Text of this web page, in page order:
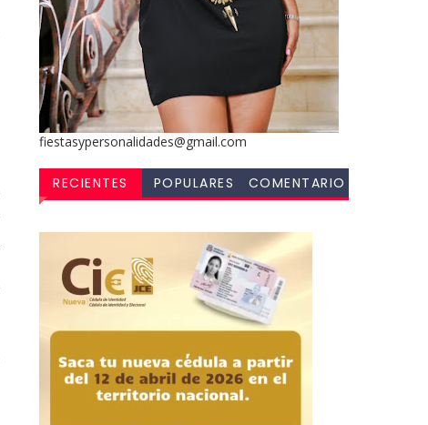
fiestasypersonalidades@gmail.com
RECIENTES POPULARES
COMENTARIO